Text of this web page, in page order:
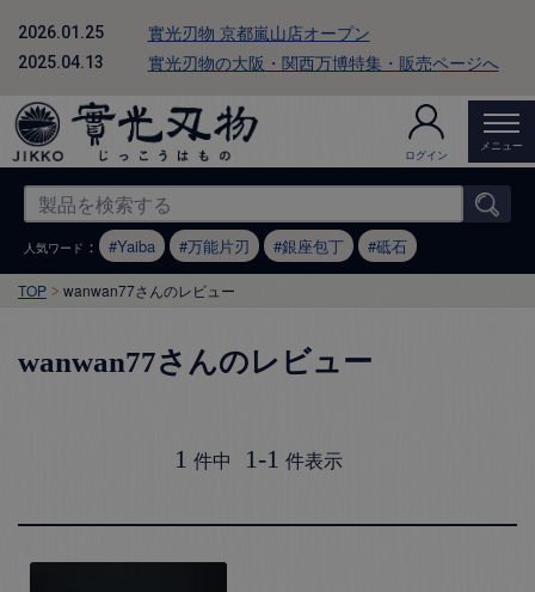
2026.01.25 實光刃物 京都嵐山店オープン
2025.04.13 實光刃物の大阪・関西万博特集・販売ページへ
ログイン
メニュー
人気ワード ： Yaiba 万能片刃 銀座包丁 砥石
TOP wanwan77さんのレビュー
wanwan77さんのレビュー
1 件中 1-1 件表示